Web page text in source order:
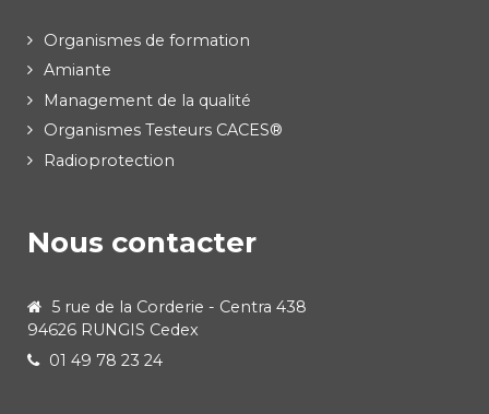
Organismes de formation
Amiante
Management de la qualité
Organismes Testeurs CACES®
Radioprotection
Nous contacter
5 rue de la Corderie - Centra 438
94626 RUNGIS Cedex
01 49 78 23 24